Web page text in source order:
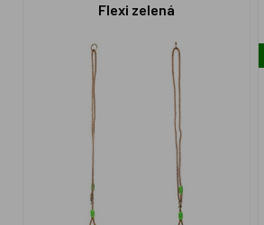
Flexi zelená